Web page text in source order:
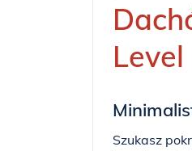
Szukasz